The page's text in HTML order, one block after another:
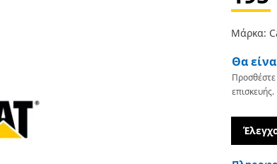
Μάρκα:
Θα
Προσθέστε
επισκευής.